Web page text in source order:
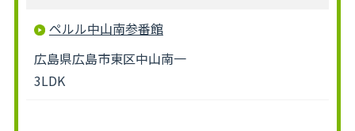
ペルル中山南参番館
広島県広島市東区中山南一
3LDK